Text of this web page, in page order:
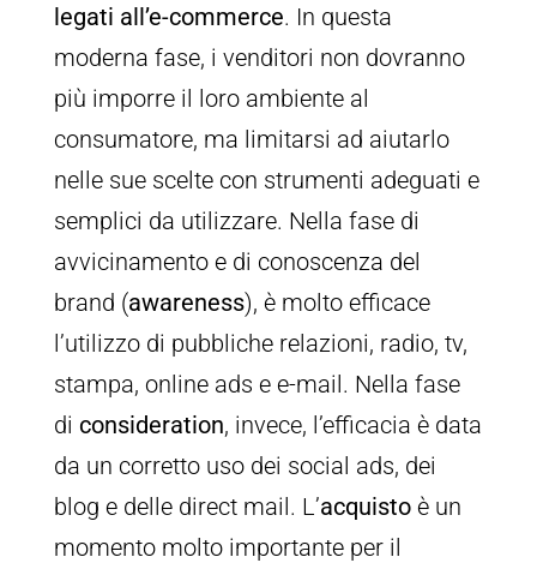
legati all’e-commerce. In questa
moderna fase, i venditori non dovranno
più imporre il loro ambiente al
consumatore, ma limitarsi ad aiutarlo
nelle sue scelte con strumenti adeguati e
semplici da utilizzare. Nella fase di
avvicinamento e di conoscenza del
brand (awareness), è molto efficace
l’utilizzo di pubbliche relazioni, radio, tv,
stampa, online ads e e-mail. Nella fase
di consideration, invece, l’efficacia è data
da un corretto uso dei social ads, dei
blog e delle direct mail. L’acquistoè un
momento molto importante per il